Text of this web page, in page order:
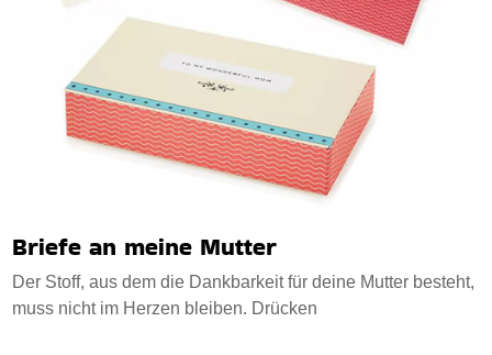
Briefe an meine Mutter
Der Stoff, aus dem die Dankbarkeit für deine Mutter besteht,
muss nicht im Herzen bleiben. Drücken